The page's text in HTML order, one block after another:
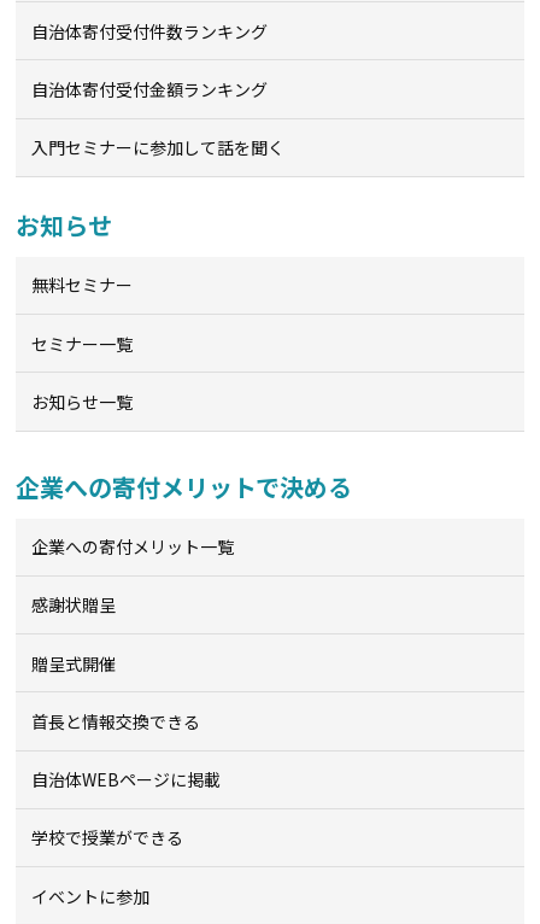
自治体寄付受付件数ランキング
自治体寄付受付金額ランキング
入門セミナーに参加して話を聞く
お知らせ
無料セミナー
セミナー一覧
お知らせ一覧
企業への寄付メリットで決める
企業への寄付メリット一覧
感謝状贈呈
贈呈式開催
首長と情報交換できる
自治体WEBページに掲載
学校で授業ができる
イベントに参加